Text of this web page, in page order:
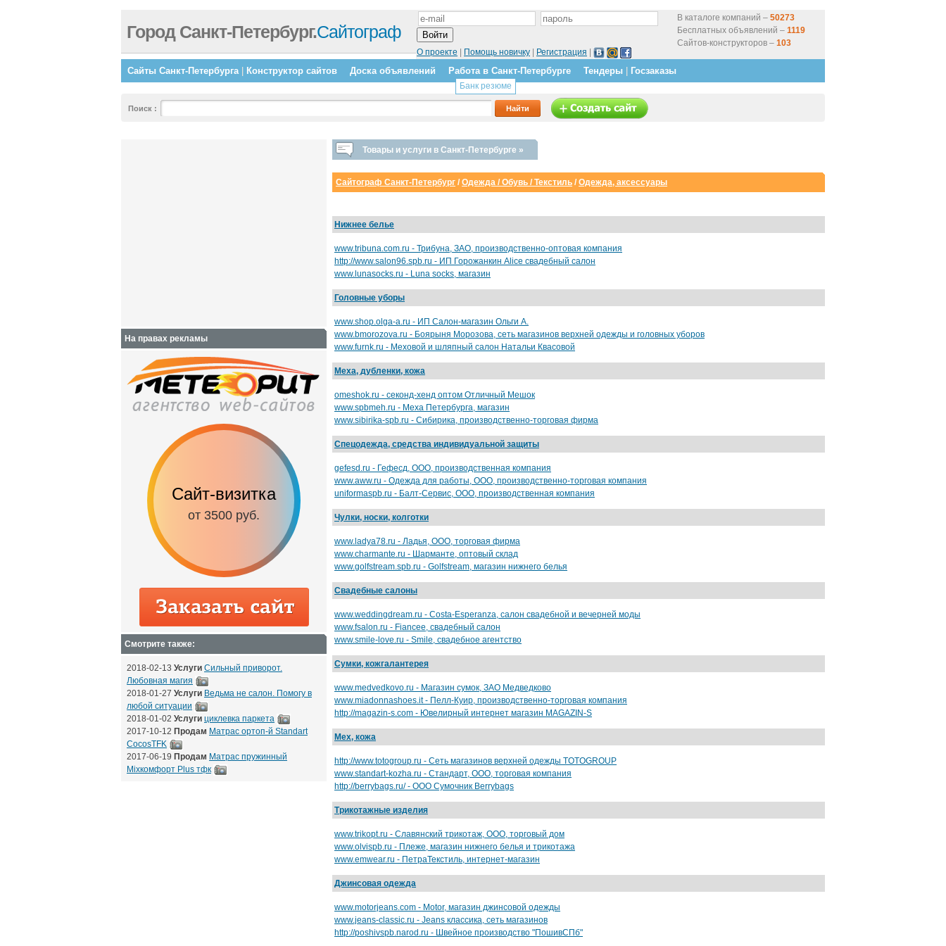
В каталоге компаний – 50273
Бесплатных объявлений – 1119
Сайтов-конструкторов – 103
О проекте
Помощь новичку Регистрация
Город Санкт-Петербург.Сайтограф
Сайты Санкт-Петербурга| Конструктор сайтов Доска объявлений Работа в Санкт-Петербурге
Банк резюме
Тендеры Госзаказы
Поиск :
Товары и услуги в Санкт-Петербурге »
Сайтограф Санкт-Петербург / Одежда / Обувь / Текстиль / Одежда, аксессуары
Нижнее белье
www.tribuna.com.ru - Трибуна, ЗАО, производственно-оптовая компания
http://www.salon96.spb.ru - ИП Горожанкин Alice свадебный салон
www.lunasocks.ru - Luna socks, магазин
Головные уборы
www.shop.olga-a.ru - ИП Салон-магазин Ольги А.
www.bmorozova.ru - Боярыня Морозова, сеть магазинов верхней одежды и головных уборов
www.furnk.ru - Меховой и шляпный салон Натальи Квасовой
Меха, дубленки, кожа
omeshok.ru - секонд-хенд оптом Отличный Мешок
www.spbmeh.ru - Меха Петербурга, магазин
www.sibirika-spb.ru - Сибирика, производственно-торговая фирма
Спецодежда, средства индивидуальной защиты
gefesd.ru - Гефесд, ООО, производственная компания
www.aww.ru - Одежда для работы, ООО, производственно-торговая компания
uniformaspb.ru - Балт-Сервис, ООО, производственная компания
Чулки, носки, колготки
www.ladya78.ru - Ладья, ООО, торговая фирма
www.charmante.ru - Шарманте, оптовый склад
www.golfstream.spb.ru - Golfstream, магазин нижнего белья
Свадебные салоны
www.weddingdream.ru - Costa-Esperanza, салон свадебной и вечерней моды
www.fsalon.ru - Fiancee, свадебный салон
www.smile-love.ru - Smile, свадебное агентство
Сумки, кожгалантерея
www.medvedkovo.ru - Магазин сумок, ЗАО Медведково
www.miadonnashoes.it - Пелл-Куир, производственно-торговая компания
http://magazin-s.com - Ювелирный интернет магазин MAGAZIN-S
Мех, кожа
http://www.totogroup.ru - Сеть магазинов верхней одежды TOTOGROUP
www.standart-kozha.ru - Стандарт, ООО, торговая компания
http://berrybags.ru/ - ООО Сумочник Berrybags
Трикотажные изделия
www.trikopt.ru - Славянский трикотаж, ООО, торговый дом
www.olvispb.ru - Плеже, магазин нижнего белья и трикотажа
www.emwear.ru - ПетраТекстиль, интернет-магазин
Джинсовая одежда
www.motorjeans.com - Motor, магазин джинсовой одежды
www.jeans-classic.ru - Jeans классика, сеть магазинов
http://poshivspb.narod.ru - Швейное производство "ПошивСПб"
На правах рекламы
Сайт-визитка
от 3500 руб.
Сайт с каталогом
от 6500 руб.
Корпоративный
сайт
Смотрите также:
2018-02-13 Услуги Сильный приворот.
Любовная магия
2018-01-27 Услуги Ведьма не салон. Помогу в
любой ситуации
2018-01-02 Услуги циклевка паркета
2017-10-12 Продам Матрас ортоп-й Standart
CocosTFK
2017-06-19 Продам Матрас пружинный
Mixкомфорт Plus тфк